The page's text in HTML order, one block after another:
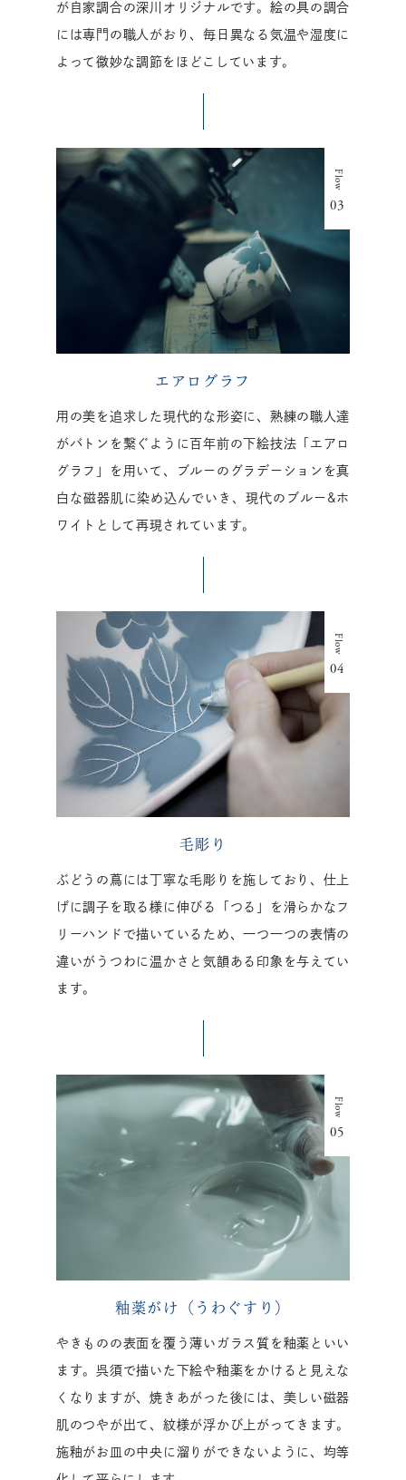
が自家調合の深川オリジナルです。絵の具の調合
には専門の職人がおり、毎日異なる気温や湿度に
よって微妙な調節をほどこしています。
エアログラフ
用の美を追求した現代的な形姿に、熟練の職人達
がバトンを繋ぐように百年前の下絵技法「エアロ
グラフ」を用いて、ブルーのグラデーションを真
白な磁器肌に染め込んでいき、現代のブルー&ホ
ワイトとして再現されています。
毛彫り
ぶどうの蔦には丁寧な毛彫りを施しており、仕上
げに調子を取る様に伸びる「つる」を滑らかなフ
リーハンドで描いているため、一つ一つの表情の
違いがうつわに温かさと気韻ある印象を与えてい
ます。
釉薬がけ（うわぐすり）
やきものの表面を覆う薄いガラス質を釉薬といい
ます。呉須で描いた下絵や釉薬をかけると見えな
くなりますが、焼きあがった後には、美しい磁器
肌のつやが出て、紋様が浮かび上がってきます。
施釉がお皿の中央に溜りができないように、均等